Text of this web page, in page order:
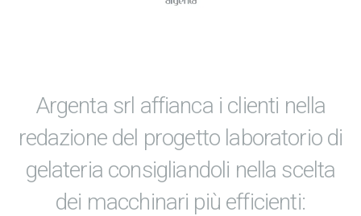
Argenta srl affianca i clienti nella
redazione del progetto laboratorio di
gelateria consigliandoli nella scelta
dei macchinari più efficienti: